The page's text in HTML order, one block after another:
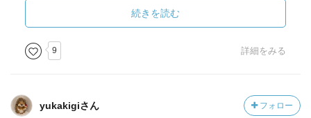
に表明するための触媒だったのだろうし、３つの章と最後
の章では、３人、特に野乃花は、別の人のようにも見える
が、それは周りの人がその人の生に対して大きな影響を与
えているということの裏返しとも言えるようにも思う。
るのだけれど、全体的な雰囲気というか落としどころは悪
くはなかったと思う。
続きを読む
9 詳細をみる
yukakigiさん フォロー